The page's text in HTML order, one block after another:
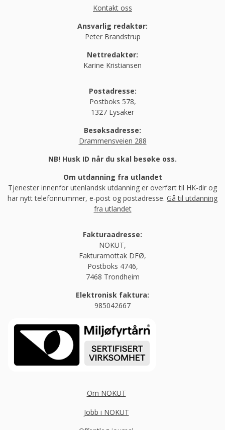
Kontakt oss
Ansvarlig redaktør:
Peter Brandstrup
Nettredaktør:
Karine Kristiansen
Postadresse:
Postboks 578,
1327 Lysaker
Besøksadresse:
Drammensveien 288
NB! Husk ID når du skal besøke oss.
Om utdanning fra utlandet
Tjenester innenfor utenlandsk utdanning er overført til HK-dir og
har nytt telefonnummer, e-post og postadresse. Gå til utdanning
fra utlandet
Fakturaadresse:
NOKUT,
Fakturamottak DFØ,
Postboks 4746,
7468 Trondheim
Elektronisk faktura:
985042667
Om NOKUT
Jobb i NOKUT